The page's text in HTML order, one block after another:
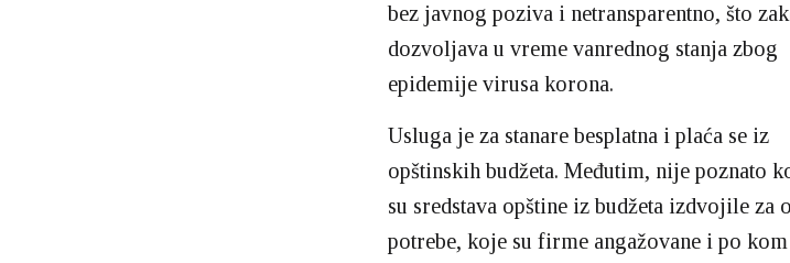
bez javnog poziva i netransparentno, što
dozvoljava u vreme vanrednog stanja zbog
epidemije virusa korona.
Usluga je za stanare besplatna i plaća se iz
opštinskih budžeta. Međutim, nije poznato
su sredstava opštine iz budžeta izdvojile za
potrebe, koje su firme angažovane i po kom